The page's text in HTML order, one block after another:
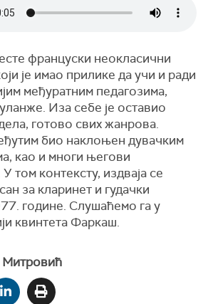
француски неокласични
је имао прилике да учи и ради
међуратним педагозима,
Иза себе је оставио
готово свих жанрова.
био наклоњен дувачким
као и многи његови
том контексту, издваја се
за кларинет и гудачки
године. Слушаћемо га у
квинтета Фаркаш.